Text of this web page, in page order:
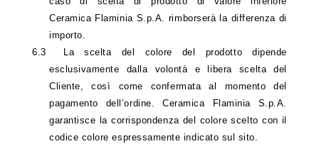
Ceramica Flaminia S.p.A. rimborserà la differenza di
importo.
6.3
La scelta del colore del prodotto dipende
esclusivamente dalla volontà e libera scelta del
Cliente, così come confermata al momento del
pagamento dell’ordine. Ceramica Flaminia S.p.A.
garantisce la corrispondenza del colore scelto con il
codice colore espressamente indicato sul sito.